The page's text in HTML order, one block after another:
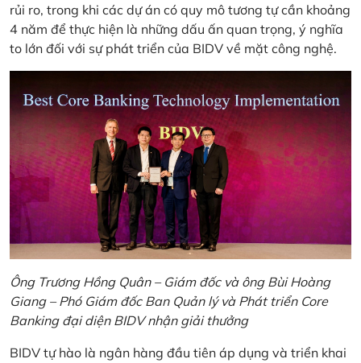
rủi ro, trong khi các dự án có quy mô tương tự cần khoảng
4 năm để thực hiện là những dấu ấn quan trọng, ý nghĩa
to lớn đối với sự phát triển của BIDV về mặt công nghệ.
Ông Trương Hồng Quân – Giám đốc và ông Bùi Hoàng
Giang – Phó Giám đốc Ban Quản lý và Phát triển Core
Banking đại diện BIDV nhận giải thưởng
BIDV tự hào là ngân hàng đầu tiên áp dụng và triển khai